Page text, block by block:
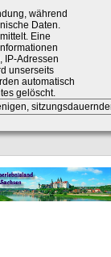
während
Daten.
Eine
IP-Adressen
unserseits
automatisch
gelöscht.